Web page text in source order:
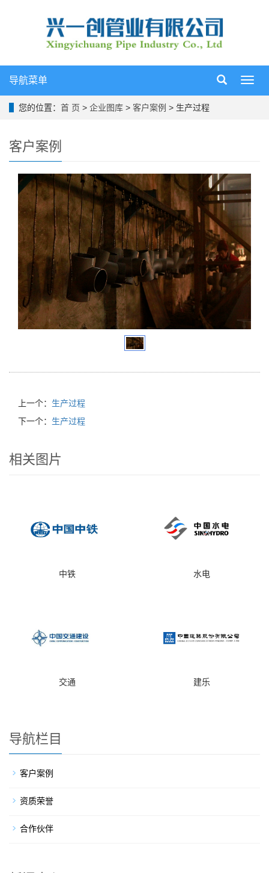
导
航
导航菜单
您的位置： 首 页 > 企业图库 > 客户案例 > 生产过程
客户案例
上一个： 生产过程
下一个： 生产过程
相关图片
中铁 水电
交通 建乐
导航栏目
客户案例
资质荣誉
合作伙伴